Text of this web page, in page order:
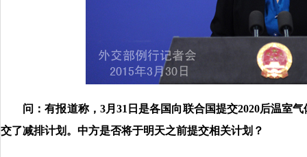
问：有报道称， 3月31日是各国向联合国提交2020后温室
交了减排计划。中方是否将于明天之前提交相关计划？